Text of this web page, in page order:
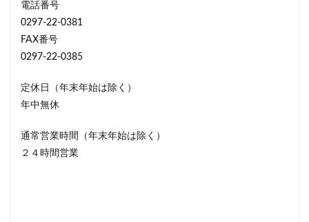
電話番号
0297-22-0381
FAX番号
0297-22-0385
定休日（年末年始は除く）
年中無休
通常営業時間（年末年始は除く）
２４時間営業